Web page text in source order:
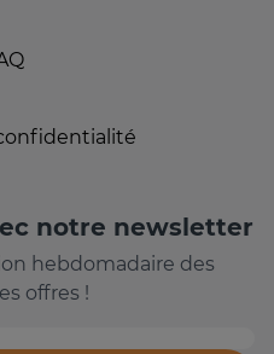
notre newsletter
hebdomadaire des
offres !